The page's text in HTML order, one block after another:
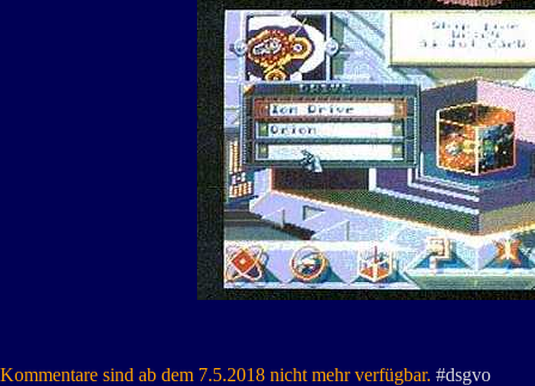
Kommentare sind ab dem 7.5.2018 nicht mehr verfügbar. #dsgvo